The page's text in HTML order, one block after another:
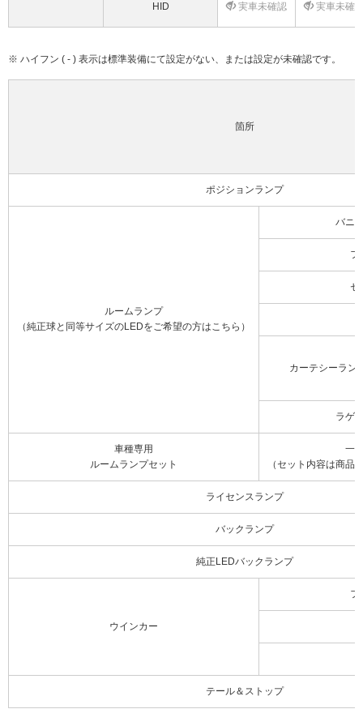
HID 実車未確認 実車未確
※ ハイフン ( - ) 表示は標準装備にて設定がない、または設定が未確認です。
箇所
ポジションランプ
ルームランプ
（純正球と同等サイズのLEDをご希望の方はこちら）
バニ
フ
セ
カーテシーラン
ラゲ
車種専用
ルームランプセット
一
（セット内容は商品
ライセンスランプ
バックランプ
純正LEDバックランプ
ウインカー
フ
テール＆ストップ